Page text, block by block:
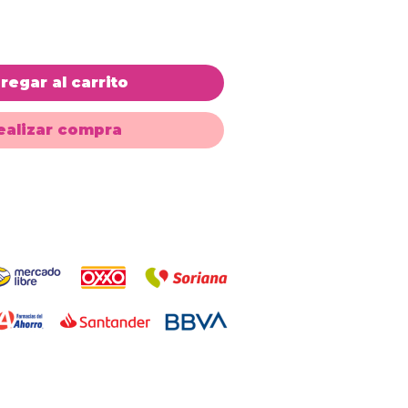
al carrito
compra